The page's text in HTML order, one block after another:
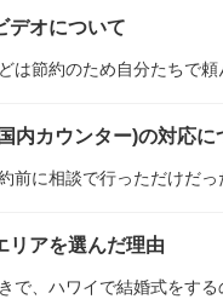
デオについて
は節約のため自分たちで
内カウンター)の対応に
前に相談で行っただけだ
リアを選んだ理由
で、ハワイで結婚式をする